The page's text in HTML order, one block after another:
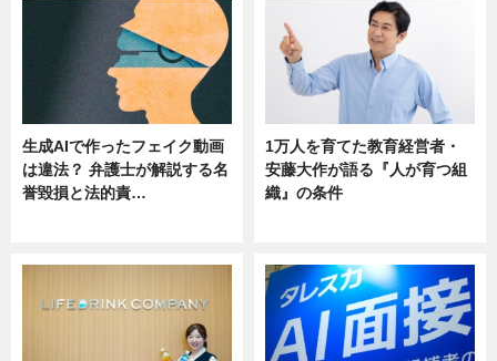
生成AIで作ったフェイク動画
は違法？ 弁護士が解説する名
誉毀損と法的責…
1万人を育てた教育経営者・
安藤大作が語る『人が育つ組
織』の条件